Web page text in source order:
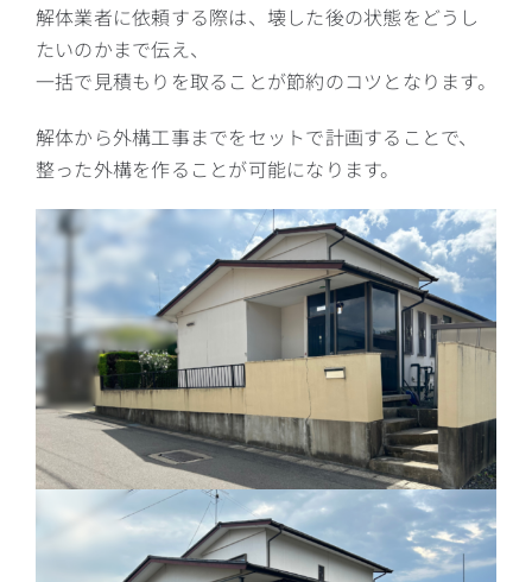
解体業者に依頼する際は、壊した後の状態をどうし
たいのかまで伝え、
一括で見積もりを取ることが節約のコツとなります。
解体から外構工事までをセットで計画することで、
整った外構を作ることが可能になります。